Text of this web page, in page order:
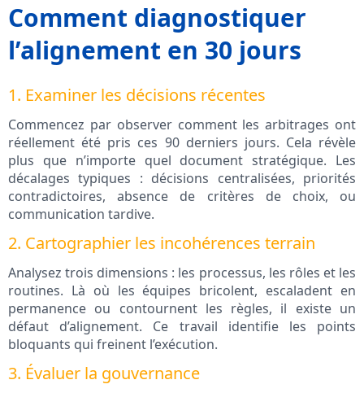
Comment diagnostiquer
l’alignement en 30 jours
1. Examiner les décisions récentes
Commencez par observer comment les arbitrages ont
réellement été pris ces 90 derniers jours. Cela révèle
plus que n’importe quel document stratégique. Les
décalages typiques : décisions centralisées, priorités
contradictoires, absence de critères de choix, ou
communication tardive.
2. Cartographier les incohérences terrain
Analysez trois dimensions : les processus, les rôles et les
routines. Là où les équipes bricolent, escaladent en
permanence ou contournent les règles, il existe un
défaut d’alignement. Ce travail identifie les points
bloquants qui freinent l’exécution.
3. Évaluer la gouvernance